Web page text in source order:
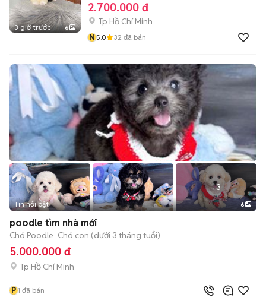
3 giờ trước 6
2.700.000 đ
Tp Hồ Chí Minh
N5.0 32 đã bán
+3
Tin nổi bật 6
poodle tìm nhà mới
Chó Poodle Chó con (dưới 3 tháng tuổi)
5.000.000 đ
Tp Hồ Chí Minh
P 1 đã bán